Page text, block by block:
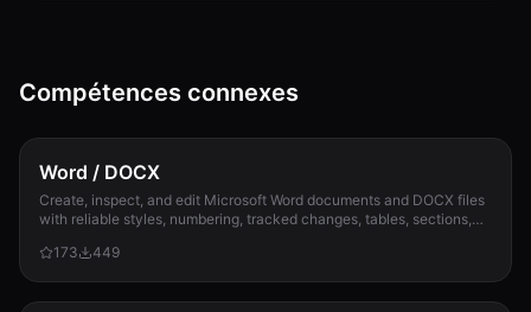
Compétences connexes
Word / DOCX
Create, inspect, and edit Microsoft Word documents and DOCX files
with reliable styles, numbering, tracked changes, tables, sections,
173
449